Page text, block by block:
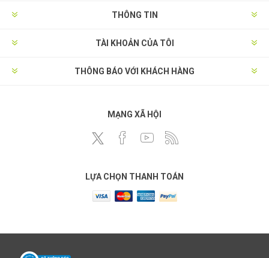
THÔNG TIN
TÀI KHOẢN CỦA TÔI
THÔNG BÁO VỚI KHÁCH HÀNG
MẠNG XÃ HỘI
LỰA CHỌN THANH TOÁN